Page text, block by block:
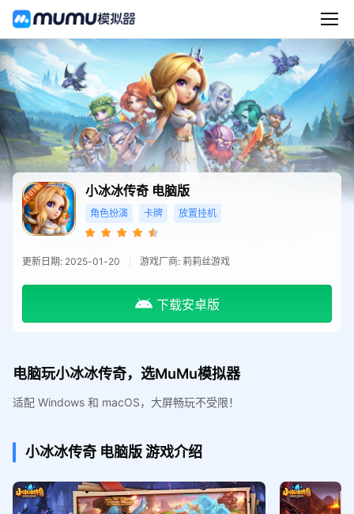
小冰冰传奇 电脑版
角色扮演 卡牌 放置挂机
更新日期: 2025-01-20 游戏厂商: 莉莉丝游戏
下载安卓版
电脑玩小冰冰传奇，选MuMu模拟器
适配 Windows 和 macOS，大屏畅玩不受限！
小冰冰传奇 电脑版游戏介绍